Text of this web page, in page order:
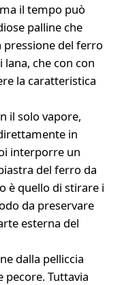
il tempo può
palline che
pressione del ferro
che con con
la caratteristica
il solo vapore,
in
interporre un
del ferro da
è quello di stirare i
da preservare
esterna del
dalla pelliccia
pecore. Tuttavia